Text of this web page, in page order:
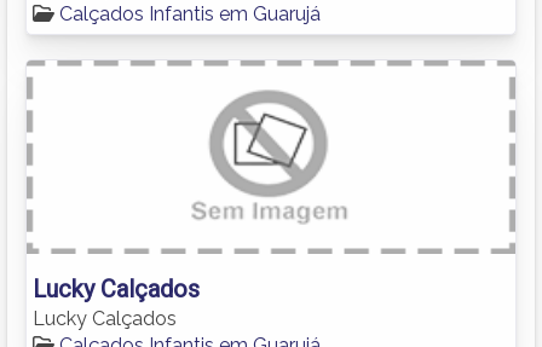
Calçados Infantis em Guarujá
Lucky Calçados
Lucky Calçados